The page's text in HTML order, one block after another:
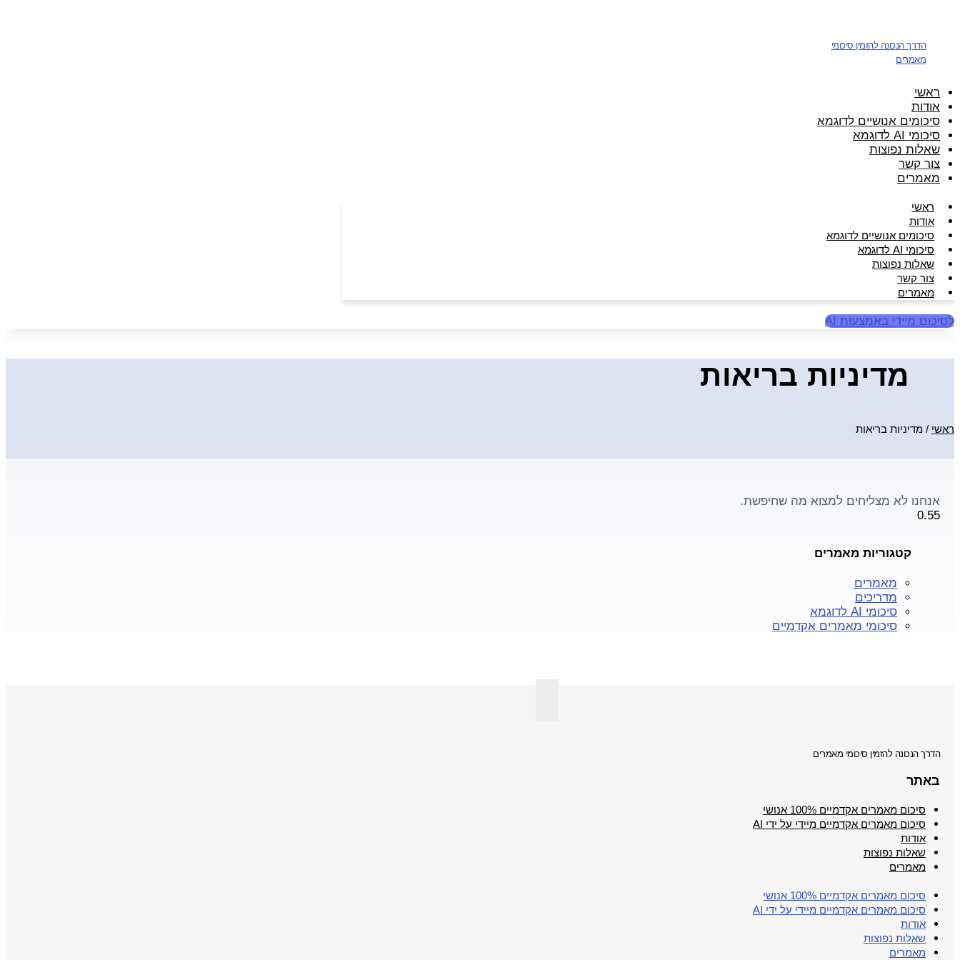
הדרך הנכונה להזמין סיכומי
מאמרים
ראשי
אודות
סיכומים אנושיים לדוגמא
סיכומי AI לדוגמא
שאלות נפוצות
צור קשר
מאמרים
ראשי
אודות
סיכומים אנושיים לדוגמא
סיכומי AI לדוגמא
שאלות נפוצות
צור קשר
מאמרים
לסיכום מיידי באמצעות AI
מדיניות בריאות
ראשי / מדיניות בריאות
אנחנו לא מצליחים למצוא מה שחיפשת.
קטגוריות מאמרים
מאמרים
מדריכים
סיכומי AI לדוגמא
סיכומי מאמרים אקדמיים
הדרך הנכונה להזמין סיכומי מאמרים
באתר
סיכום מאמרים אקדמיים 100% אנושי
סיכום מאמרים אקדמיים מיידי על ידי AI
אודות
שאלות נפוצות
מאמרים
סיכום מאמרים אקדמיים 100% אנושי
סיכום מאמרים אקדמיים מיידי על ידי AI
אודות
שאלות נפוצות
מאמרים